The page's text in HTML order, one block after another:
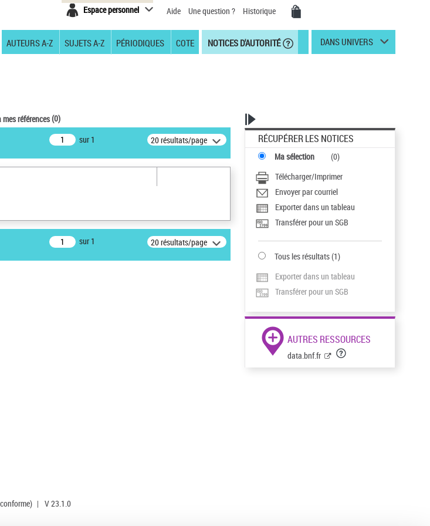
Espace personnel Aide Une question ? Historique
AUTEURS A-Z SUJETS A-Z PÉRIODIQUES COTE NOTICES D'AUTORITÉ DANS UNIVERS
mes références(0)
sur 1 20 résultats/page
sur 1 20 résultats/page
RÉCUPÉRER LES NOTICES
Ma sélection (0)
Télécharger/Imprimer
Envoyer par courriel
Exporter dans un tableau
Transférer pour un SGB
Tous les résultats(1)
Exporter dans un tableau
Transférer pour un SGB
AUTRES RESSOURCES
data.bnf.fr
| V 23.1.0